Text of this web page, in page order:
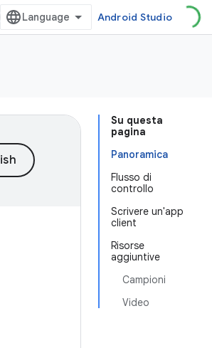
Android Studio
Su questa
pagina
Panoramica
Flusso di
controllo
Scrivere un'app
client
Risorse
aggiuntive
Campioni
Video